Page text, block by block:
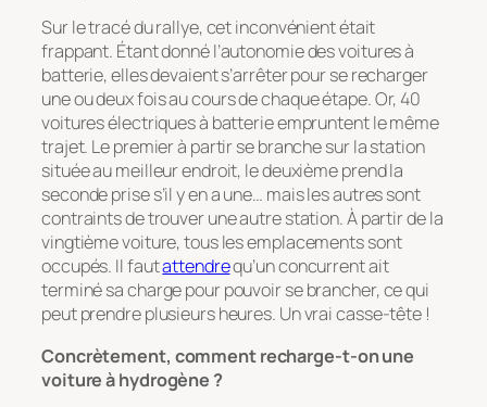
Sur le tracé du rallye, cet inconvénient était
frappant. Étant donné l’autonomie des voitures à
batterie, elles devaient s’arrêter pour se recharger
une ou deux fois au cours de chaque étape. Or, 40
voitures électriques à batterie empruntent le même
trajet. Le premier à partir se branche sur la station
située au meilleur endroit, le deuxième prend la
seconde prise s’il y en a une… mais les autres sont
contraints de trouver une autre station. À partir de la
vingtième voiture, tous les emplacements sont
occupés. Il fautattendrequ’un concurrent ait
terminé sa charge pour pouvoir se brancher, ce qui
peut prendre plusieurs heures. Un vrai casse-tête !
Concrètement, comment recharge-t-on une
voiture à hydrogène ?